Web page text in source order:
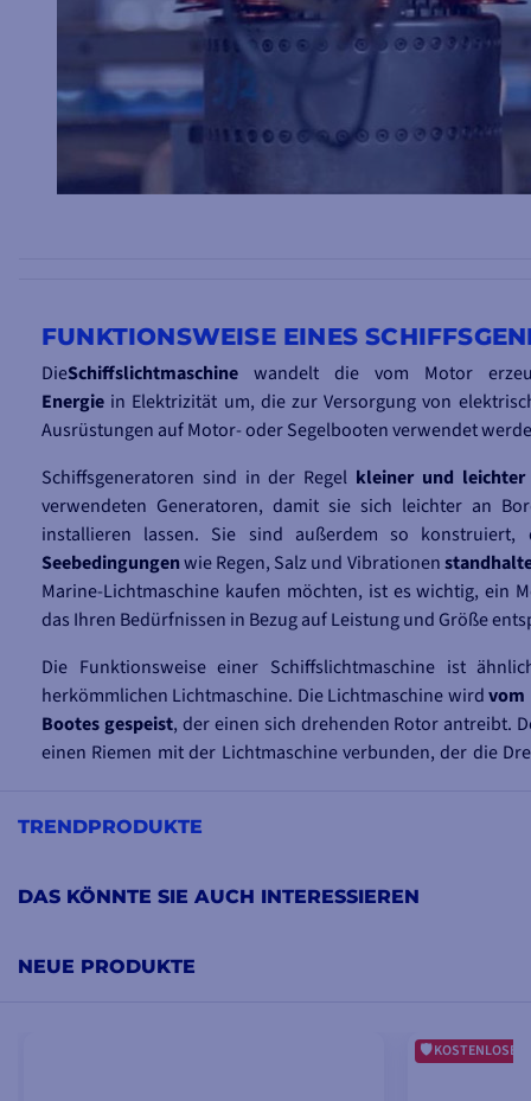
FUNKTIONSWEISE EINES
DieSchiffslichtmaschine wandelt die vom Motor
Energie in Elektrizität um, die zur Versorgung von
Ausrüstungen auf Motor- oder Segelbooten verwendet
Schiffsgeneratoren sind in der Regel kleiner und leichter
verwendeten Generatoren, damit sie sich leichter an
installieren lassen. Sie sind außerdem so konstruiert,
Seebedingungenwie Regen, Salz und Vibrationen
Marine-Lichtmaschine kaufen möchten, ist es wichtig, ein
das Ihren Bedürfnissen in Bezug auf Leistung und Größe
Die Funktionsweise einer Schiffslichtmaschine ist
herkömmlichen Lichtmaschine. Die Lichtmaschine wirdvom
Bootes gespeist, der einen sich drehenden Rotor antreibt.
einen Riemen mit der Lichtmaschine verbunden, der die
erzeugt er ein Magnetfeld, das in der Spule einen
umGleichstrom(DC) zu erzeugen, der dazu
Batterien aufzuladen.
Mithilfe des Reglers kann die Spannung auf einem
TRENDPRODUKTE
DAS KÖNNTE SIE AUCH INTERESSIEREN
NEUE PRODUKTE
KOSTENLOSE